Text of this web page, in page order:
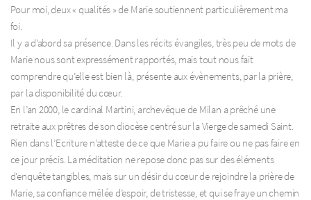
Pour moi, deux « qualités » de Marie soutiennent particulièrement ma
foi.
Il y a d’abord sa présence. Dans les récits évangiles, très peu de mots de
Marie nous sont expressément rapportés, mais tout nous fait
comprendre qu’elle est bien là, présente aux évènements, par la prière,
par la disponibilité du cœur.
En l’an 2000, le cardinal Martini, archevêque de Milan a prêché une
retraite aux prêtres de son diocèse centré sur la Vierge de samedi Saint.
Rien dans l’Ecriture n’atteste de ce que Marie a pu faire ou ne pas faire en
ce jour précis. La méditation ne repose donc pas sur des éléments
d’enquête tangibles, mais sur un désir du cœur de rejoindre la prière de
Marie, sa confiance mêlée d’espoir, de tristesse, et qui se fraye un chemin